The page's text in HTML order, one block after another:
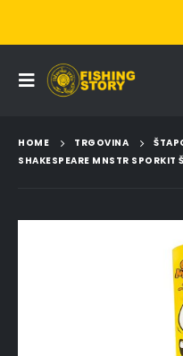
HOME TRGOVINA
SHAKESPEARE MNSTR SPORKIT